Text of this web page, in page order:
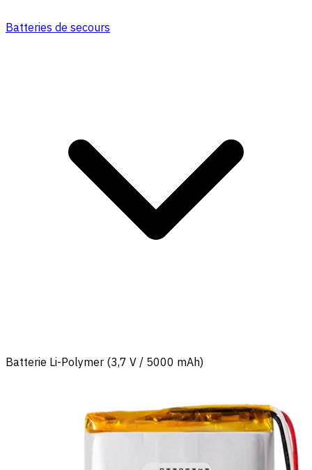
Batteries de secours
Batterie Li-Polymer (3,7 V / 5000 mAh)